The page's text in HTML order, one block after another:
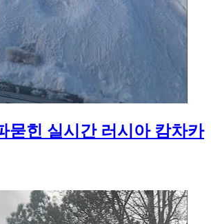
묻힌 실시간 러시아 캄차카